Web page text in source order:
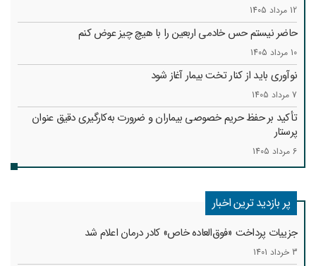
12 مرداد 1405
حاضر نیستم حس خادمی اربعین را با هیچ چیز عوض کنم
10 مرداد 1405
نوآوری باید از کنار تخت بیمار آغاز شود
7 مرداد 1405
تأکید بر حفظ حریم خصوصی بیماران و ضرورت به‌کارگیری دقیق عنوان
پرستار
6 مرداد 1405
پر بازدید ترین اخبار
جزییات پرداخت «فوق‌العاده خاص» کادر درمان اعلام شد
3 خرداد 1401